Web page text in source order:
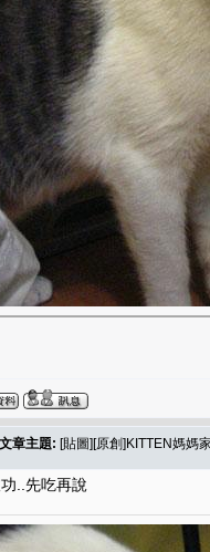
文章主題: [貼圖][原創]KITTEN媽媽
..先吃再說